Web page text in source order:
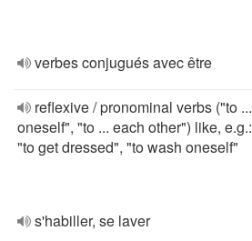
verbes conjugués avec être
reflexive / pronominal verbs ("to ...
oneself", "to ... each other") like, e.g.:
"to get dressed", "to wash oneself"
s'habiller, se laver